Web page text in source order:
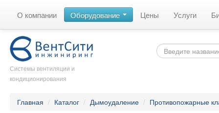
О компании Оборудование Цены Услуги
Системы вентиляции и
кондиционирования
Главная / Каталог / Дымоудаление / Противопожарные